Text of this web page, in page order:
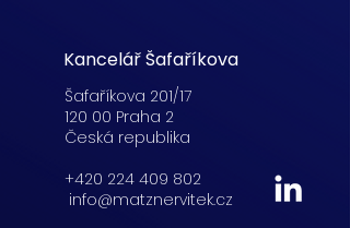
Kancelář Šafaříkova
Šafaříkova 201/17
120 00 Praha 2
Česká republika
+420 224 409 802
info@matznervitek.cz